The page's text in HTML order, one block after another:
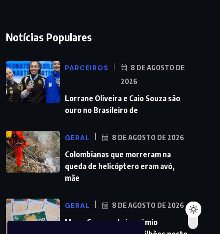
Notícias Populares
PARCEIROS
8 DE AGOSTO DE
2026
Lorrane Oliveira e Caio Souza são
ouro no Brasileiro de
GERAL 8 DE AGOSTO DE 2026
Colombianas que morreram na
queda de helicóptero eram avó,
mãe
GERAL 8 DE AGOSTO DE 2026
Mega-Sena sorteia prêmio